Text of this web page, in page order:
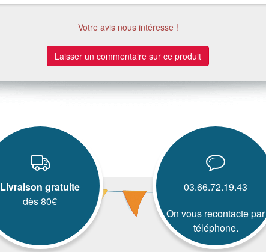
Votre avis nous intéresse !
Laisser un commentaire sur ce produit
Livraison gratuite
dès 80€
03.66.72.19.43
On vous recontacte par
téléphone.